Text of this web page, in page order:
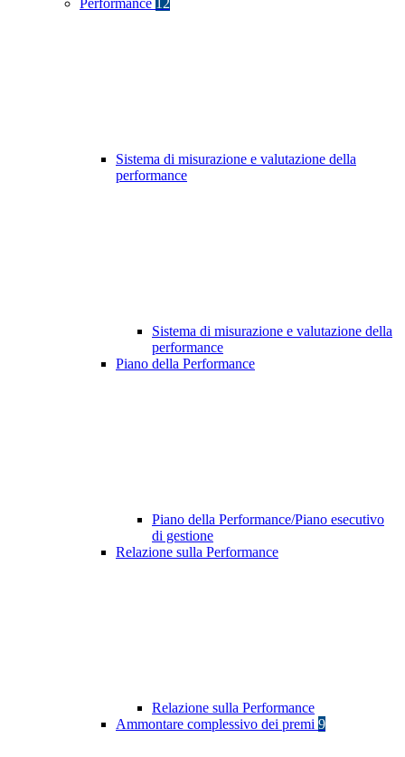
Performance 12
Sistema di misurazione e valutazione della
performance
Sistema di misurazione e valutazione della
performance
Piano della Performance
Piano della Performance/Piano esecutivo
di gestione
Relazione sulla Performance
Relazione sulla Performance
Ammontare complessivo dei premi 9